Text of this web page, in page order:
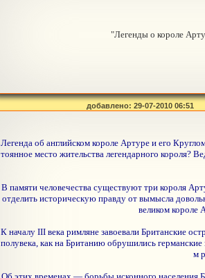
"Легенды о короле
добавлено: 29-07-2010 06:51
Легенда об английском короле Артуре и его
тоянное место жительства легендарного короля?
В памяти человечества существуют три короля
отделить историческую правду от вымысла
великом короле
К началу III века римляне завоевали Британские
полувека, как на Британию обрушились
м